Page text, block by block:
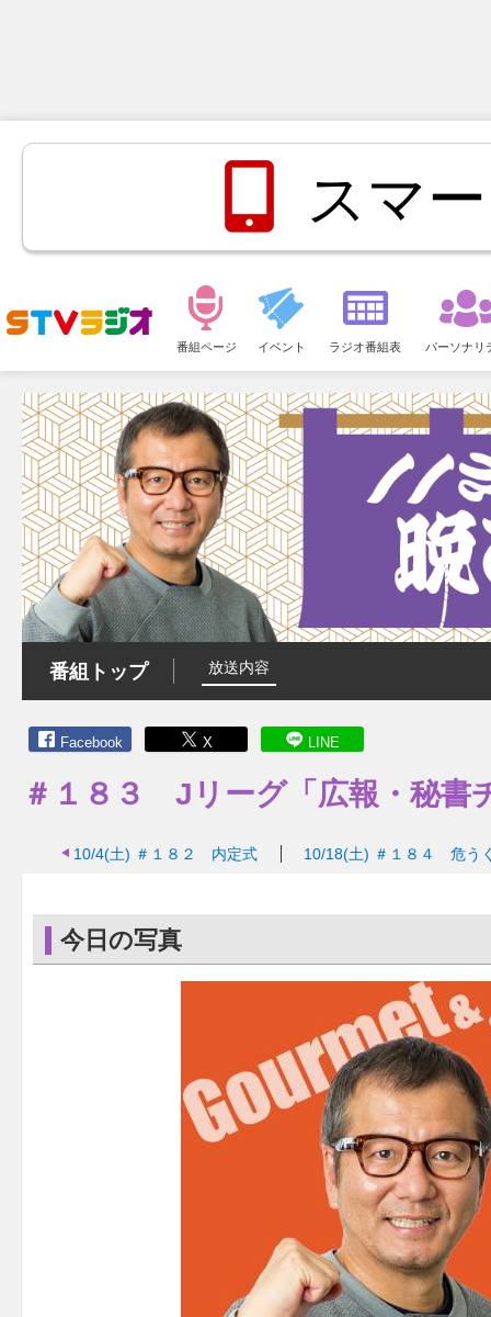
スマ
ュ
ー
番組ページ イベント ラジオ番組表 パーソナリ
番組トップ 放送内容
Facebook X LINE
＃１８３ Jリーグ「広報・秘
10/4(土) ＃１８２ 内定式 10/18(土) ＃１８４ 危う
今日の写真